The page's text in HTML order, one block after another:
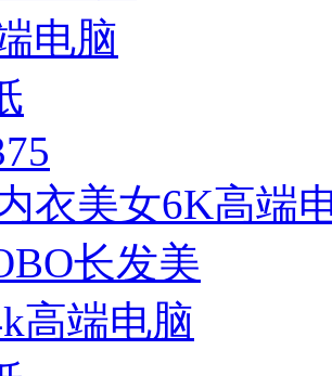
衣美女6K高端